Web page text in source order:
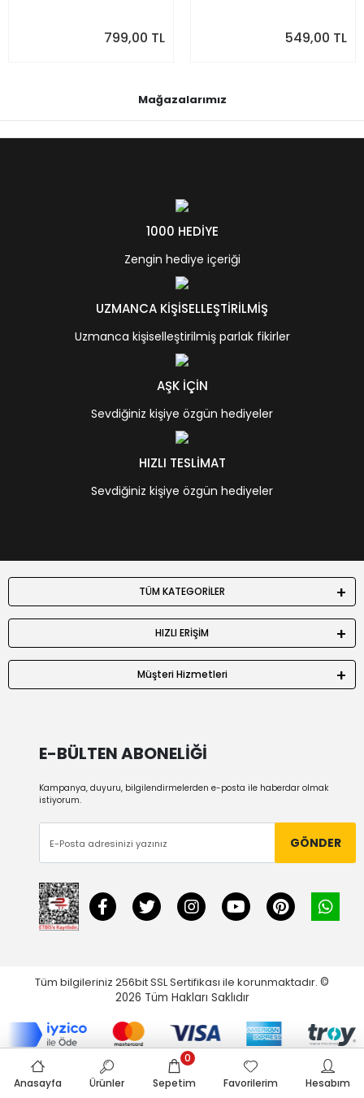
799,00 TL 549,00 TL
Mağazalarımız
1000 HEDİYE
Zengin hediye içeriği
UZMANCA KİŞİSELLEŞTİRİLMİŞ
Uzmanca kişiselleştirilmiş parlak fikirler
AŞK İÇİN
Sevdiğiniz kişiye özgün hediyeler
HIZLI TESLİMAT
Sevdiğiniz kişiye özgün hediyeler
TÜM KATEGORİLER
HIZLI ERİŞİM
Müşteri Hizmetleri
E-BÜLTEN ABONELİĞİ
Kampanya, duyuru, bilgilendirmelerden e-posta ile haberdar olmak
istiyorum.
GÖNDER
Tüm bilgileriniz 256bit SSL Sertifikası ile korunmaktadır. ©
2026 Tüm Hakları Saklıdır
Anasayfa Ürünler Sepetim
0
Favorilerim
Hesabım